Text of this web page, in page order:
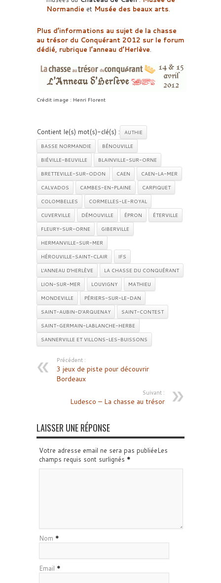
Normandie et Musée des beaux arts.
Plus d’informations au sujet de la chasse
au trésor du Conquérant 2012 sur le forum
dédié, rubrique l’anneau d’Herlève.
Crédit image : Henri Florent
Contient le(s) mot(s)-clé(s) :
AUTHIE
BASSE NORMANDIE
BÉNOUVILLE
BIÉVILLE-BEUVILLE
BLAINVILLE-SUR-ORNE
BRETTEVILLE-SUR-ODON
CAEN
CAEN-LA-MER
CALVADOS
CAMBES-EN-PLAINE
CARPIQUET
COLOMBELLES
CORMELLES-LE-ROYAL
CUVERVILLE
DÉMOUVILLE ÉPRON
ÉTERVILLE
FLEURY-SUR-ORNE
GIBERVILLE
HERMANVILLE-SUR-MER
HÉROUVILLE-SAINT-CLAIR
IFS
L'ANNEAU D'HERLÈVE
LA CHASSE DU CONQUÉRANT
LION-SUR-MER
LOUVIGNY
MATHIEU
MONDEVILLE
PÉRIERS-SUR-LE-DAN
SAINT-AUBIN-D'ARQUENAY
SAINT-CONTEST
SAINT-GERMAIN-LABLANCHE-HERBE
SANNERVILLE ET VILLONS-LES-BUISSONS
Précédent :
3 jeux de piste pour découvrir
Bordeaux
Suivant :
Ludesco – La chasse au trésor
LAISSER UNE RÉPONSE
Votre adresse email ne sera pas publiéeLes
champs requis sont surlignés *
Nom *
Email *